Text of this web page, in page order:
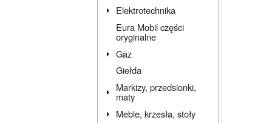
Elektrotechnika
Eura Mobil części
oryginalne
Gaz
Giełda
Markizy, przedsionki,
maty
Meble, krzesła, stoły